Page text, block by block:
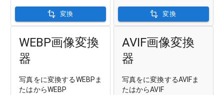
変換 変換
WEBP画像変換
器
写真をに変換するWEBPま
たはからWEBP
AVIF画像変換
器
写真をに変換するAVIFま
たはからAVIF